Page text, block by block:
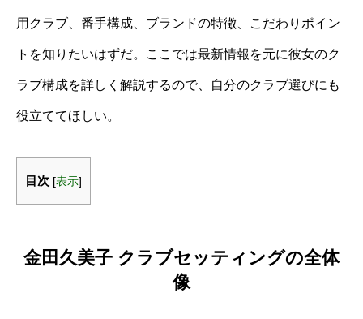
用クラブ、番手構成、ブランドの特徴、こだわりポイン
トを知りたいはずだ。ここでは最新情報を元に彼女のク
ラブ構成を詳しく解説するので、自分のクラブ選びにも
役立ててほしい。
目次 [表示]
金田久美子 クラブセッティングの全体
像